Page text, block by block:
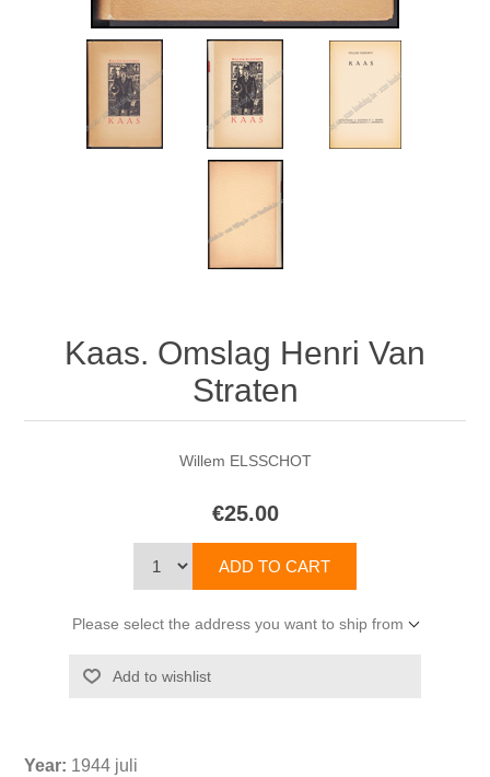
Kaas. Omslag Henri Van
Straten
Willem ELSSCHOT
€25.00
Please select the address you want to ship from
Year: 1944 juli